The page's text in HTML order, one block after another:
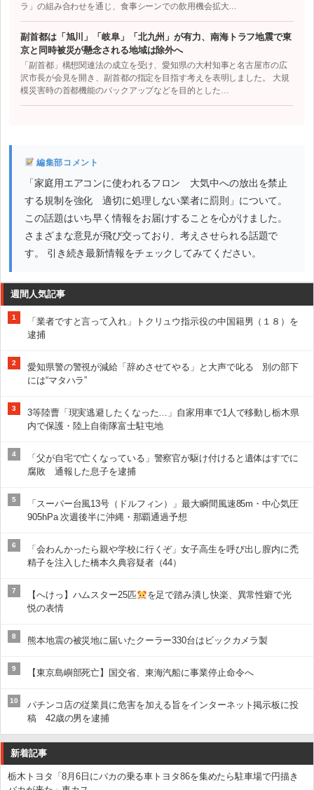
ラ」の組み合わせを通じ、食事シーンでの飲用機会拡大…
副首都は「旭川」「岐阜」「北九州」が有力、南海トラフ地震で東
京と同時被災が懸念される地域は除外へ
「副首都」構想関連法の成立を受け、愛知県の大村知事と名古屋市の広
沢市長が会見を開き、副首都の指定を目指す考えを表明しました。 大規
模災害時の首都機能のバックアップなどを目的とした…
編集部コメント
「家庭用エアコンに使われるフロン 大気中への放出を禁止
する規制を強化 適切に処理しない業者に罰則」について。
この話題はいち早く情報をお届けすることを心がけました。
さまざまな意見が飛び交っており、考えさせられる話題で
す。 引き続き最新情報をチェックしてみてください。
週間人気記事
1
「業者ですと言って入れ」トクリュウ指示役の中国籍男（１８）を
逮捕
2
愛知県警の警視が減給「辞めさせてやる」と大声で叱る 別の部下
には“マタハラ”
3
3等陸曹「現実逃避したくなった…」自家用車で1人で移動し栃木県
内で保護・陸上自衛隊富士駐屯地
4
「父が自宅で亡くなっている」警察官が駆け付けると遺体はすでに
腐敗 通報した息子を逮捕
5
「スーパー台風13号（ドルフィン）」最大瞬間風速85m・中心気圧
905hPa 次週後半に沖縄・那覇通過予想
6
「会わんかったら親や学校に行くぞ」女子高生を呼び出し膣内に禿
精子を注入した橋本久典容疑者（44）
7 【へけっ】ハムスター25匹
を足で踏み潰し快楽、異常性癖で光
悦の表情
8 熊本地震の被災地に届いたクーラー330台はビックカメラ製
9 【東京島嶼部死亡】国交省、東海汽船に事業停止命令へ
10
パチンコ店の従業員に危害を加える旨をインターネット掲示板に投
稿 42歳の男を逮捕
新着記事
栃木トヨタ「8月6日にバカの乗る車トヨタ86を集めたら駐車場で円描き